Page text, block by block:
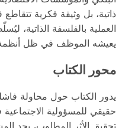
ذاتية، بل وثيقة فكرية تتقاطع
العملية بالفلسفة الذاتية،
يعيشه الموظف في ظل أنظمة
محور الكتاب
يدور الكتاب حول محاولة
حقيقي للمسؤولية
تحقيق الأثر المطلوب، يجد